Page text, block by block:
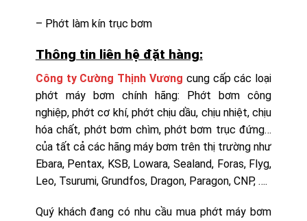
– Phớt làm kín trục bơm
Thông tin liên hệ đặt hàng:
Công ty Cường Thịnh Vương cung cấp các loại
phớt máy bơm chính hãng: Phớt bơm công
nghiệp, phớt cơ khí, phớt chịu dầu, chịu nhiệt, chịu
hóa chất, phớt bơm chìm, phớt bơm trục đứng…
của tất cả các hãng máy bơm trên thị trường như
Ebara, Pentax, KSB, Lowara, Sealand, Foras, Flyg,
Leo, Tsurumi, Grundfos, Dragon, Paragon, CNP, ….
Quý khách đang có nhu cầu mua phớt máy bơm